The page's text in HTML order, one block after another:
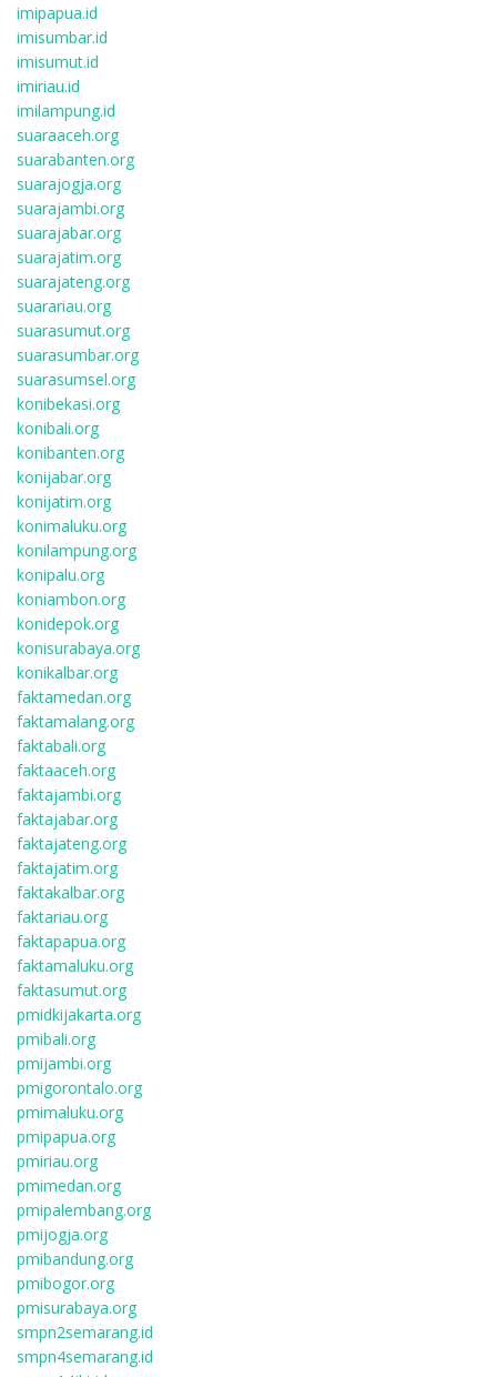
imipapua.id
imisumbar.id
imisumut.id
imiriau.id
imilampung.id
suaraaceh.org
suarabanten.org
suarajogja.org
suarajambi.org
suarajabar.org
suarajatim.org
suarajateng.org
suarariau.org
suarasumut.org
suarasumbar.org
suarasumsel.org
konibekasi.org
konibali.org
konibanten.org
konijabar.org
konijatim.org
konimaluku.org
konilampung.org
konipalu.org
koniambon.org
konidepok.org
konisurabaya.org
konikalbar.org
faktamedan.org
faktamalang.org
faktabali.org
faktaaceh.org
faktajambi.org
faktajabar.org
faktajateng.org
faktajatim.org
faktakalbar.org
faktariau.org
faktapapua.org
faktamaluku.org
faktasumut.org
pmidkijakarta.org
pmibali.org
pmijambi.org
pmigorontalo.org
pmimaluku.org
pmipapua.org
pmiriau.org
pmimedan.org
pmipalembang.org
pmijogja.org
pmibandung.org
pmibogor.org
pmisurabaya.org
smpn2semarang.id
smpn4semarang.id